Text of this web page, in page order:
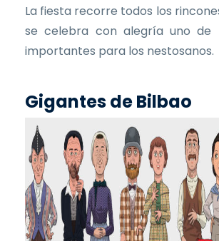
La fiesta recorre todos los
se celebra con alegría uno de
importantes para los nestosanos.
Gigantes de Bilbao